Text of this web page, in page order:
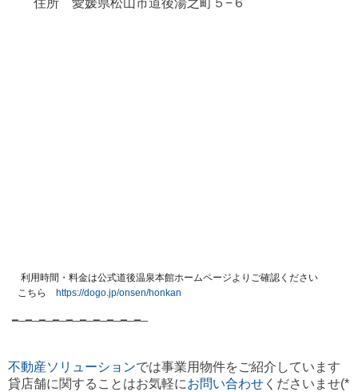
利用時間・料金は公式道後温泉本館ホームページよりご確認ください
こちら https://dogo.jp/onsen/honkan
━─━─━─━─━─━─━─━─━─━─
不動産ソリューションでは事業用物件をご紹介しています
貸店舗に関することはお気軽にお問い合わせ くださいませ(*